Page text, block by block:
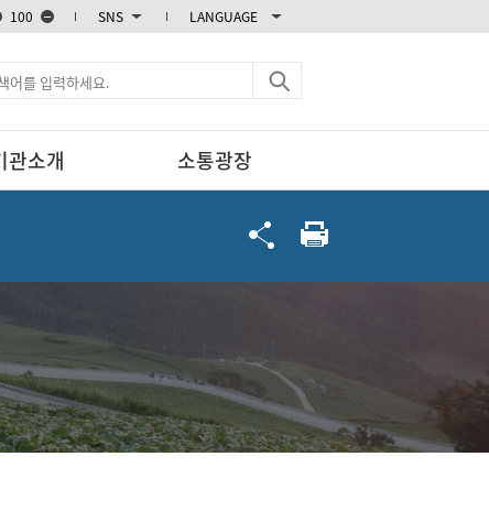
100
SNS
카카오스토리
인스타그램
LANGUAGE
관소개 소통광장